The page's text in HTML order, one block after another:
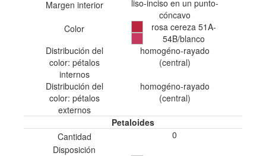
Margen interior
liso-inciso en un punto-
cóncavo
Color
rosa cereza 51A-
54B/blanco
Distribución del
color: pétalos
internos
homogéno-rayado
(central)
Distribución del
color: pétalos
externos
homogéno-rayado
(central)
Petaloides
Cantidad
0
Disposición